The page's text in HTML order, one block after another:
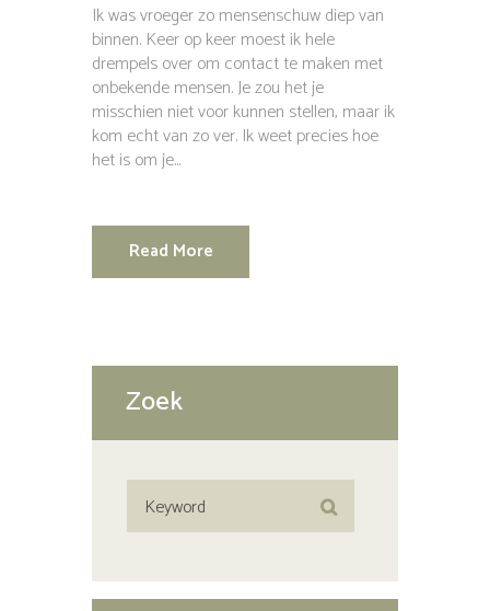
Ik was vroeger zo mensenschuw diep van
binnen. Keer op keer moest ik hele
drempels over om contact te maken met
onbekende mensen. Je zou het je
misschien niet voor kunnen stellen, maar ik
kom echt van zo ver. Ik weet precies hoe
het is om je...
Read More
Zoek